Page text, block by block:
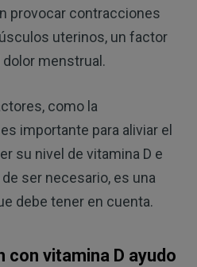
provocar contracciones
uterinos, un factor
menstrual.
como la
importante para aliviar el
su nivel de vitamina D e
ser necesario, es una
debe tener en cuenta.
con vitamina D ayudo